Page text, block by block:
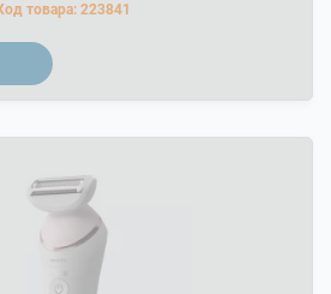
товара: 223841